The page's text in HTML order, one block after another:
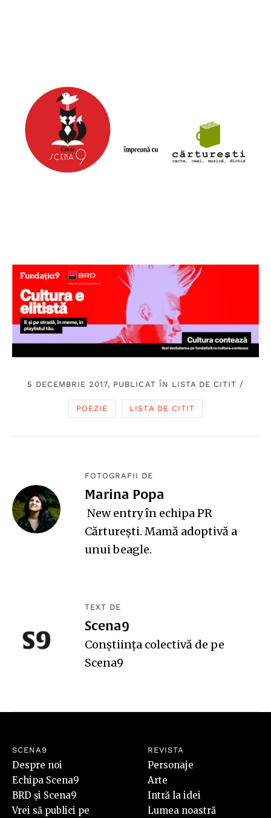
5 DECEMBRIE 2017, PUBLICAT ÎN LISTA DE CITIT /
POEZIE LISTA DE CITIT
FOTOGRAFII DE
Marina Popa
New entry în echipa PR
Cărturești. Mamă adoptivă a
unui beagle.
TEXT DE
Scena9
Conștiința colectivă de pe
Scena9
SCENA9
Despre noi
Echipa Scena9
BRD și Scena9
Vrei să publici pe
REVISTA
Personaje
Arte
Intră la idei
Lumea noastră